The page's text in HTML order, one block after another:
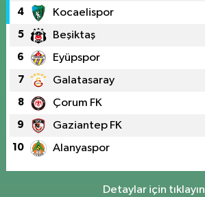
4 Kocaelispor
5 Beşiktaş
6 Eyüpspor
7 Galatasaray
8 Çorum FK
9 Gaziantep FK
10 Alanyaspor
Detaylar için tıklayın